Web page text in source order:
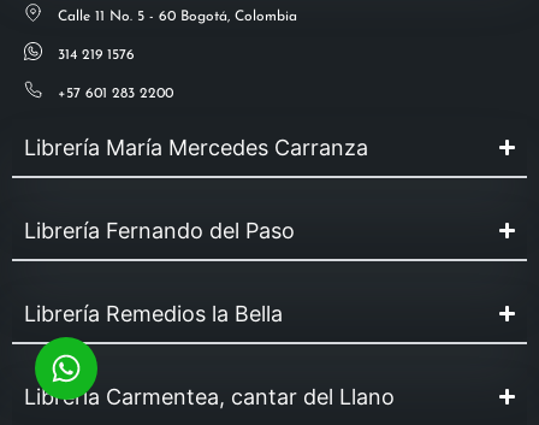
Calle 11 No. 5 - 60 Bogotá, Colombia
314 219 1576
+57 601 283 2200
Librería María Mercedes Carranza
Librería Fernando del Paso
Librería Remedios la Bella
Librería Carmentea, cantar del Llano